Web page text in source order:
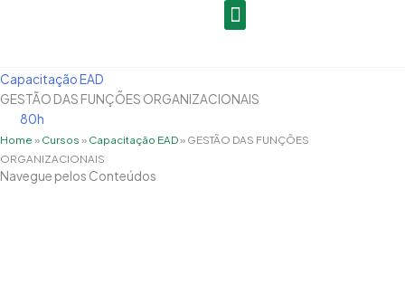
conteúdo
Capacitação EAD
GESTÃO DAS FUNÇÕES ORGANIZACIONAIS
80h
Home » Cursos » Capacitação EAD» GESTÃO DAS FUNÇÕES
ORGANIZACIONAIS
Navegue pelos Conteúdos